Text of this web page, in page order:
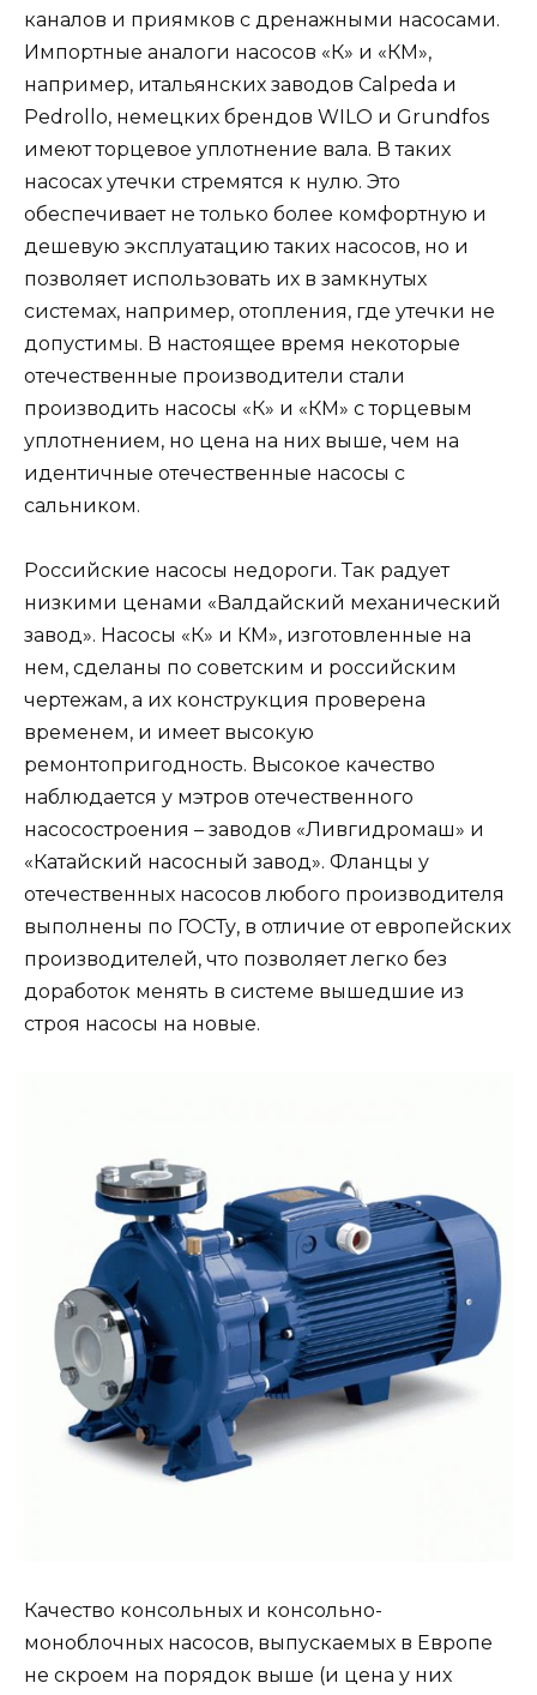
каналов и приямков с дренажными насосами.
Импортные аналоги насосов «К» и «КМ»,
например, итальянских заводов Calpeda и
Pedrollo, немецких брендов WILO и Grundfos
имеют торцевое уплотнение вала. В таких
насосах утечки стремятся к нулю. Это
обеспечивает не только более комфортную и
дешевую эксплуатацию таких насосов, но и
позволяет использовать их в замкнутых
системах, например, отопления, где утечки не
допустимы. В настоящее время некоторые
отечественные производители стали
производить насосы «К» и «КМ» с торцевым
уплотнением, но цена на них выше, чем на
идентичные отечественные насосы с
сальником.
Российские насосы недороги. Так радует
низкими ценами «Валдайский механический
завод». Насосы «К» и КМ», изготовленные на
нем, сделаны по советским и российским
чертежам, а их конструкция проверена
временем, и имеет высокую
ремонтопригодность. Высокое качество
наблюдается у мэтров отечественного
насосостроения – заводов «Ливгидромаш» и
«Катайский насосный завод». Фланцы у
отечественных насосов любого производителя
выполнены по ГОСТу, в отличие от европейских
производителей, что позволяет легко без
доработок менять в системе вышедшие из
строя насосы на новые.
Качество консольных и консольно-
моноблочных насосов, выпускаемых в Европе
не скроем на порядок выше (и цена у них